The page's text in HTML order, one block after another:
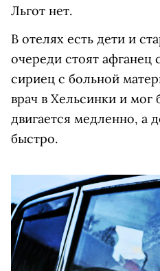
Льгот нет.
В отелях есть дети и
очереди стоят афганец
сириец с больной
врач в Хельсинки и
двигается медленно, а
быстро.